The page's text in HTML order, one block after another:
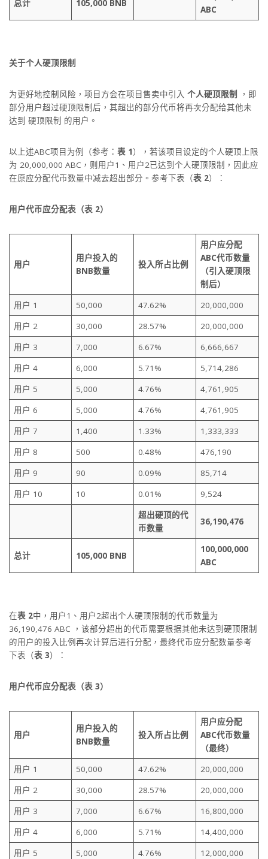
总计 105,000 BNB
ABC
关于个人硬顶限制
为更好地控制风险，项目方会在项目售卖中引入 个人硬顶限制
，即
部分用户超过硬顶限制后，其超出的部分代币将再次分配给其他未
达到 硬顶限制 的用户。
以上述ABC项目为例（参考： 表 1），若该项目设定的个人硬顶上限
为 20,000,000 ABC，则用户1、用户2已达到个人硬顶限制，因此应
在原应分配代币数量中减去超出部分。参考下表（表 2）：
用户代币应分配表（表 2）
用户
用户投入的
BNB数量
投入所占比例
用户应分配
ABC代币数量
（引入硬顶限
制后）
用户 1
50,000 47.62%
20,000,000
用户 2
30,000 28.57%
20,000,000
用户 3
7,000 6.67%
6,666,667
用户 4
6,000 5.71%
5,714,286
用户 5
5,000 4.76%
4,761,905
用户 6
5,000 4.76%
4,761,905
用户 7
1,400 1.33%
1,333,333
用户 8
500 0.48%
476,190
用户 9
90 0.09%
85,714
用户 10
10 0.01%
9,524
超出硬顶的代
币数量
36,190,476
总计 105,000 BNB
100,000,000
ABC
在表 2中，用户1、用户2超出个人硬顶限制的代币数量为
36,190,476 ABC ，该部分超出的代币需要根据其他未达到硬顶限制
的用户的投入比例再次计算后进行分配，最终代币应分配数量参考
下表（表 3）：
用户代币应分配表（表 3）
用户
用户投入的
BNB数量
投入所占比例
用户应分配
ABC代币数量
（最终）
用户 1
50,000 47.62%
20,000,000
用户 2
30,000 28.57%
20,000,000
用户 3
7,000 6.67%
16,800,000
用户 4
6,000 5.71%
14,400,000
用户 5
5,000 4.76%
12,000,000